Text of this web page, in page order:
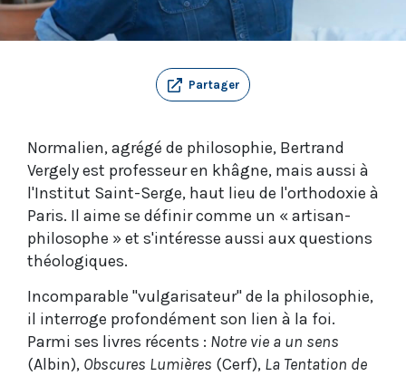
Partager
Normalien, agrégé de philosophie, Bertrand
Vergely est professeur en khâgne, mais aussi à
l'Institut Saint-Serge, haut lieu de l'orthodoxie à
Paris. Il aime se définir comme un « artisan-
philosophe » et s'intéresse aussi aux questions
théologiques.
Incomparable "vulgarisateur" de la philosophie,
il interroge profondément son lien à la foi.
Parmi ses livres récents : Notre vie a un sens
(Albin), Obscures Lumières (Cerf), La Tentation de